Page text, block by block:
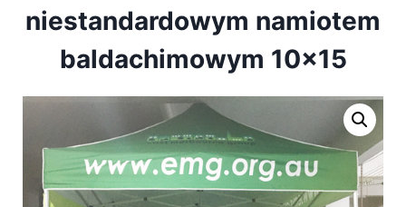
niestandardowym namiotem
baldachimowym 10×15